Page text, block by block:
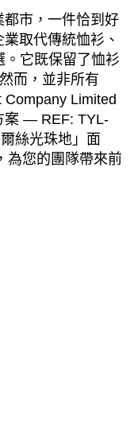
市，一件恰到好
取代傳統恤衫、
。它既保留了恤衫
而，並非所有
Company Limited
案 — REF: TYL-
絲光珠地」面
為您的團隊帶來前